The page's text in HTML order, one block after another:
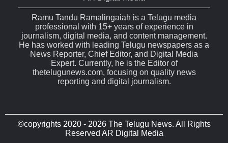
Ramu Tandu Ramalingaiah is a Telugu media
professional with 15+ years of experience in
journalism, digital media, and content management.
He has worked with leading Telugu newspapers as a
News Reporter, Chief Editor, and Digital Media
Expert. Currently, he is the Editor of
thetelugunews.com, focusing on quality news
reporting and digital journalism.
©copyrights 2020 - 2026 The Telugu News. All Rights
Reserved AR Digital Media